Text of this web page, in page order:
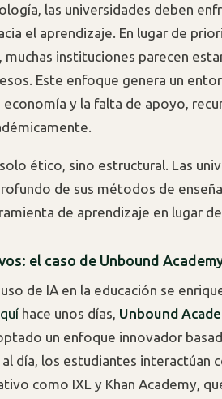
las universidades deben
el aprendizaje. En lugar de
instituciones parecen
Este enfoque genera un
y la falta de apoyo,
ético, sino estructural. Las
de sus métodos de
de aprendizaje en lugar
el caso de Unbound
de IA en la educación se
hace unos días, Unbound
un enfoque innovador
día, los estudiantes interactúan
como IXL y Khan Academy,